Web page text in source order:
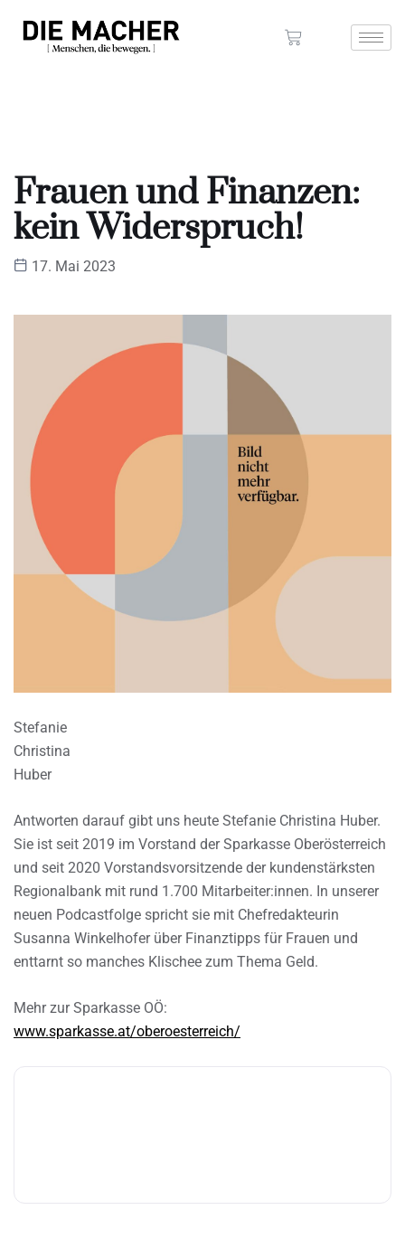
Frauen und Finanzen:
kein Widerspruch!
17. Mai 2023
Stefanie
Christina
Huber
Antworten darauf gibt uns heute Stefanie Christina Huber.
Sie ist seit 2019 im Vorstand der Sparkasse Oberösterreich
und seit 2020 Vorstandsvorsitzende der kundenstärksten
Regionalbank mit rund 1.700 Mitarbeiter:innen. In unserer
neuen Podcastfolge spricht sie mit Chefredakteurin
Susanna Winkelhofer über Finanztipps für Frauen und
enttarnt so manches Klischee zum Thema Geld.
Mehr zur Sparkasse OÖ:
www.sparkasse.at/oberoesterreich/